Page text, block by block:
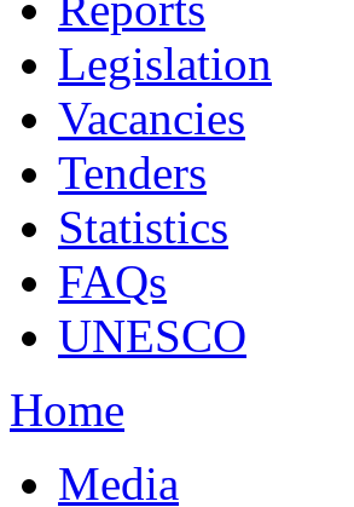
Legislation
Vacancies
Tenders
Statistics
FAQs
UNESCO
Home
Media